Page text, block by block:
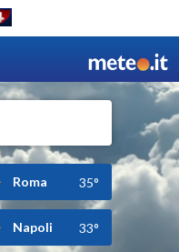
Roma 35°
Napoli 33°